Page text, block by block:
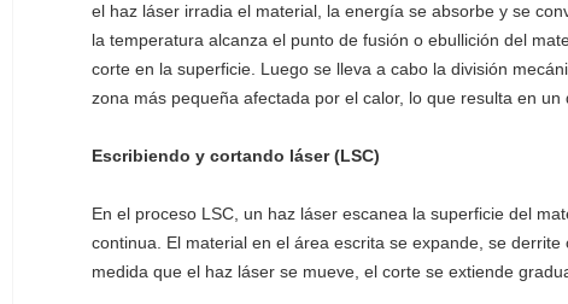
el haz láser irradia el material, la energía se absorbe y se
la temperatura alcanza el punto de fusión o ebullición del
corte en la superficie. Luego se lleva a cabo la división
zona más pequeña afectada por el calor, lo que resulta en un
Escribiendo y cortando láser (LSC)
En el proceso LSC, un haz láser escanea la superficie del
continua. El material en el área escrita se expande, se
medida que el haz láser se mueve, el corte se extiende